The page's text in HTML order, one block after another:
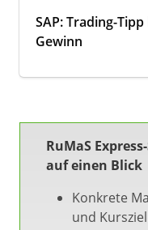
SAP: Trading-
Gewinn
RuMaS
auf einen Blick
Konkrete
und Kursziel